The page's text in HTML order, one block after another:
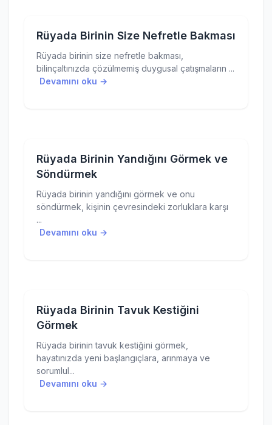
Rüyada Birinin Size Nefretle Bakması
Rüyada birinin size nefretle bakması,
bilinçaltınızda çözülmemiş duygusal çatışmaların ...
Devamını oku →
Rüyada Birinin Yandığını Görmek ve
Söndürmek
Rüyada birinin yandığını görmek ve onu
söndürmek, kişinin çevresindeki zorluklara karşı
...
Devamını oku →
Rüyada Birinin Tavuk Kestiğini
Görmek
Rüyada birinin tavuk kestiğini görmek,
hayatınızda yeni başlangıçlara, arınmaya ve
sorumlul...
Devamını oku →